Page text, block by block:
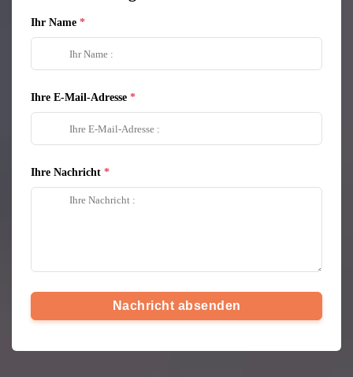
Ihr Name
Ihre E-Mail-Adresse
Ihre Nachricht
Nachricht absenden